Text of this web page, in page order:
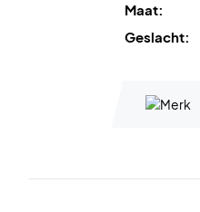
Maat:
Geslacht: